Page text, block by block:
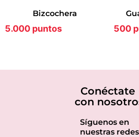
bizcochera
5.000 puntos 500
Conéctate
con
Síguenos en
nuestras redes